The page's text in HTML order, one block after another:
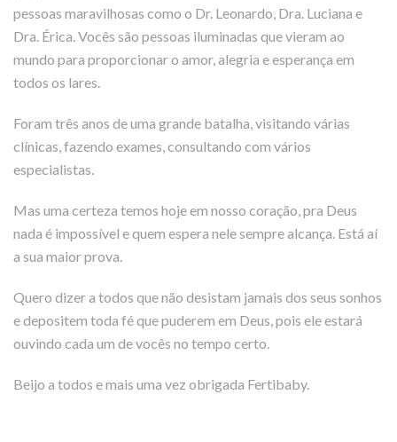
pessoas maravilhosas como o Dr. Leonardo, Dra. Luciana e
Dra. Érica. Vocês são pessoas iluminadas que vieram ao
mundo para proporcionar o amor, alegria e esperança em
todos os lares.
Foram três anos de uma grande batalha, visitando várias
clínicas, fazendo exames, consultando com vários
especialistas.
Mas uma certeza temos hoje em nosso coração, pra Deus
nada é impossível e quem espera nele sempre alcança. Está aí
a sua maior prova.
Quero dizer a todos que não desistam jamais dos seus sonhos
e depositem toda fé que puderem em Deus, pois ele estará
ouvindo cada um de vocês no tempo certo.
Beijo a todos e mais uma vez obrigada Fertibaby.